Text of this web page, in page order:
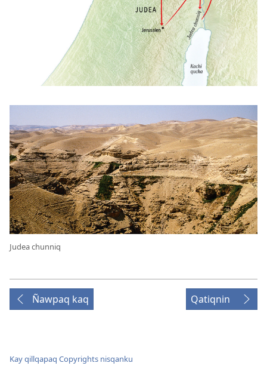
Judea chunniq
Ñawpaq kaq Qatiqnin
Kay qillqapaq Copyrights nisqanku